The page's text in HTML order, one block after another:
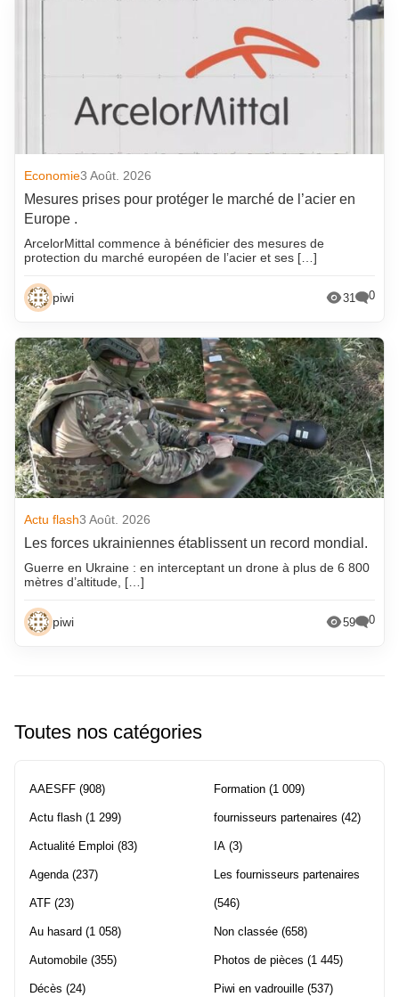
Economie3 Août. 2026
Mesures prises pour protéger le marché de l’acier en
Europe .
ArcelorMittal commence à bénéficier des mesures de
protection du marché européen de l’acier et ses […]
piwi 31 0
Actu flash3 Août. 2026
Les forces ukrainiennes établissent un record mondial.
Guerre en Ukraine : en interceptant un drone à plus de 6 800
mètres d’altitude, […]
piwi 59 0
Toutes nos catégories
AAESFF (908)
Actu flash (1 299)
Actualité Emploi (83)
Agenda(237)
ATF (23)
Au hasard (1 058)
Automobile (355)
Décès (24)
Formation (1 009)
fournisseurs partenaires (42)
IA (3)
Les fournisseurs partenaires
(546)
Non classée (658)
Photos de pièces (1 445)
Piwi en vadrouille (537)